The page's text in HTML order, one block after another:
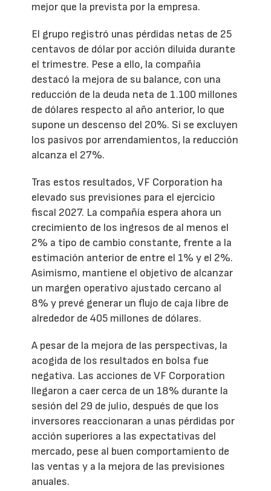
mejor que la prevista por la empresa.
El grupo registró unas pérdidas netas de 25
centavos de dólar por acción diluida durante
el trimestre. Pese a ello, la compañía
destacó la mejora de su balance, con una
reducción de la deuda neta de 1.100 millones
de dólares respecto al año anterior, lo que
supone un descenso del 20%. Si se excluyen
los pasivos por arrendamientos, la reducción
alcanza el 27%.
Tras estos resultados, VF Corporation ha
elevado sus previsiones para el ejercicio
fiscal 2027. La compañía espera ahora un
crecimiento de los ingresos de al menos el
2% a tipo de cambio constante, frente a la
estimación anterior de entre el 1% y el 2%.
Asimismo, mantiene el objetivo de alcanzar
un margen operativo ajustado cercano al
8% y prevé generar un flujo de caja libre de
alrededor de 405 millones de dólares.
A pesar de la mejora de las perspectivas, la
acogida de los resultados en bolsa fue
negativa. Las acciones de VF Corporation
llegaron a caer cerca de un 18% durante la
sesión del 29 de julio, después de que los
inversores reaccionaran a unas pérdidas por
acción superiores a las expectativas del
mercado, pese al buen comportamiento de
las ventas y a la mejora de las previsiones
anuales.